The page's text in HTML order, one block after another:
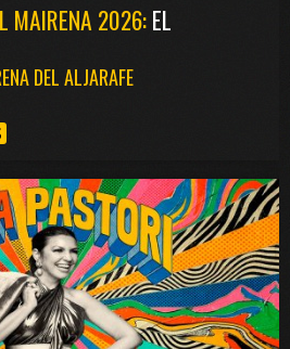
MAIRENA 2026:EL
DEL ALJARAFE